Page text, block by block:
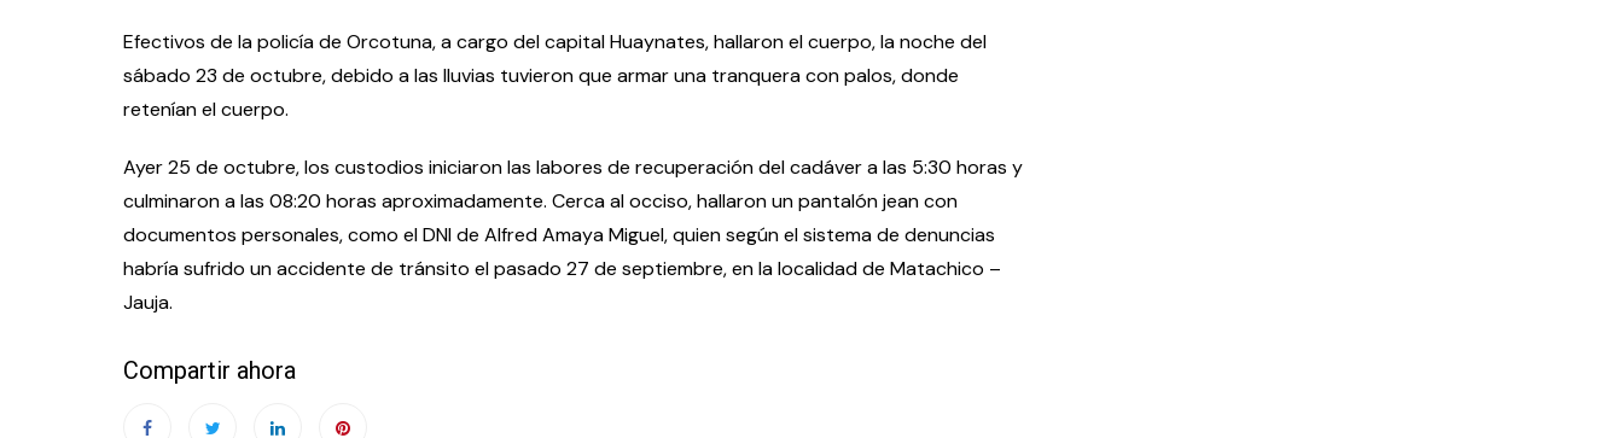
Efectivos de la policía de Orcotuna, a cargo del capital Huaynates, hallaron el cuerpo, la noche del
sábado 23 de octubre, debido a las lluvias tuvieron que armar una tranquera con palos, donde
retenían el cuerpo.
Ayer 25 de octubre, los custodios iniciaron las labores de recuperación del cadáver a las 5:30 horas y
culminaron a las 08:20 horas aproximadamente. Cerca al occiso, hallaron un pantalón jean con
documentos personales, como el DNI de Alfred Amaya Miguel, quien según el sistema de denuncias
habría sufrido un accidente de tránsito el pasado 27 de septiembre, en la localidad de Matachico –
Jauja.
Compartir ahora